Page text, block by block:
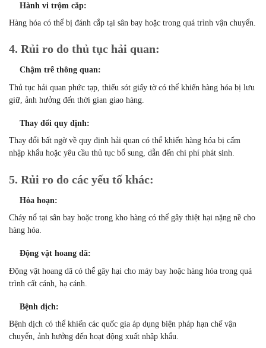
Hành vi trộm cắp:
Hàng hóa có thể bị đánh cắp tại sân bay hoặc trong quá trình vận chuyển.
4. Rủi ro do thủ tục hải quan:
Chậm trễ thông quan:
Thủ tục hải quan phức tạp, thiếu sót giấy tờ có thể khiến hàng hóa bị lưu
giữ, ảnh hưởng đến thời gian giao hàng.
Thay đổi quy định:
Thay đổi bất ngờ về quy định hải quan có thể khiến hàng hóa bị cấm
nhập khẩu hoặc yêu cầu thủ tục bổ sung, dẫn đến chi phí phát sinh.
5. Rủi ro do các yếu tố khác:
Hỏa hoạn:
Cháy nổ tại sân bay hoặc trong kho hàng có thể gây thiệt hại nặng nề cho
hàng hóa.
Động vật hoang dã:
Động vật hoang dã có thể gây hại cho máy bay hoặc hàng hóa trong quá
trình cất cánh, hạ cánh.
Bệnh dịch:
Bệnh dịch có thể khiến các quốc gia áp dụng biện pháp hạn chế vận
chuyển, ảnh hưởng đến hoạt động xuất nhập khẩu.